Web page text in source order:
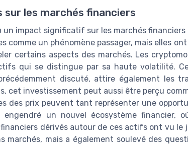
les marchés financiers
un impact significatif sur les marchés
comme un phénomène passager, mais elles
certains aspects des marchés. Les
qui se distingue par sa haute volatilité.
discuté, attire également les
cet investissement peut aussi être perçu
des prix peuvent tant représenter une
un nouvel écosystème financier,
dérivés autour de ces actifs ont vu le
marchés, mais a également soulevé des